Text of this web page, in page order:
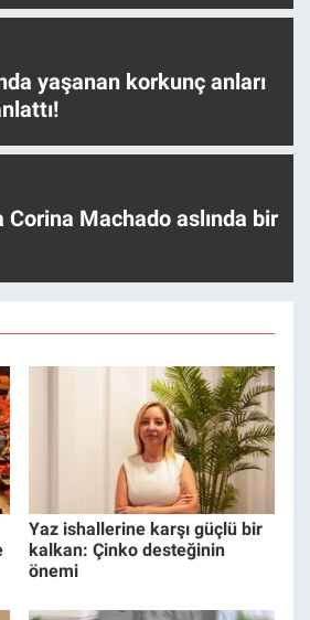
yaşanan korkunç anları
Machado aslında bir
Yaz ishallerine karşı güçlü bir
kalkan: Çinko desteğinin
önemi